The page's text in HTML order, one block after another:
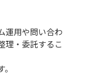
運用や問い合わ
理・委託するこ